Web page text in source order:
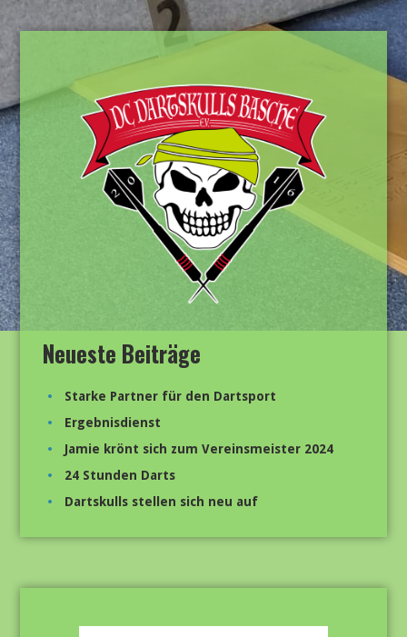
Neueste Beiträge
Starke Partner für den Dartsport
Ergebnisdienst
Jamie krönt sich zum Vereinsmeister 2024
24 Stunden Darts
Dartskulls stellen sich neu auf